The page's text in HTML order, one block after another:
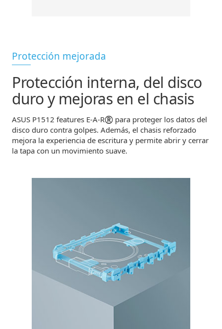
Protección mejorada
Protección interna, del disco
duro y mejoras en el chasis
ASUS P1512 features E-A-R® para proteger los datos del
disco duro contra golpes. Además, el chasis reforzado
mejora la experiencia de escritura y permite abrir y cerrar
la tapa con un movimiento suave.